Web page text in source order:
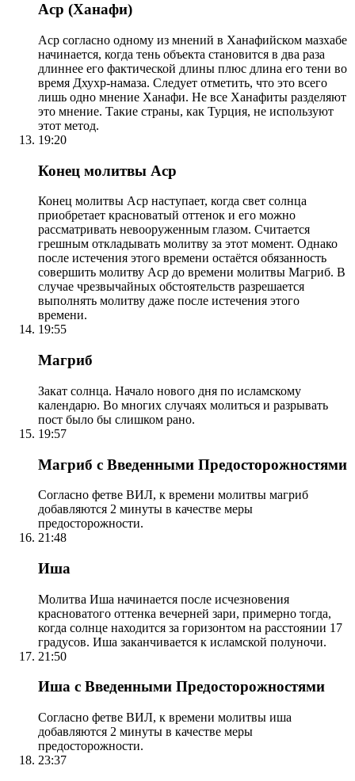
Аср (Ханафи)
Аср согласно одному из мнений в Ханафийском мазхабе
начинается, когда тень объекта становится в два раза
длиннее его фактической длины плюс длина его тени во
время Дхухр-намаза. Следует отметить, что это всего
лишь одно мнение Ханафи. Не все Ханафиты разделяют
это мнение. Такие страны, как Турция, не используют
этот метод.
19:20
Конец молитвы Аср
Конец молитвы Аср наступает, когда свет солнца
приобретает красноватый оттенок и его можно
рассматривать невооруженным глазом. Считается
грешным откладывать молитву за этот момент. Однако
после истечения этого времени остаётся обязанность
совершить молитву Аср до времени молитвы Магриб. В
случае чрезвычайных обстоятельств разрешается
выполнять молитву даже после истечения этого
времени.
19:55
Магриб
Закат солнца. Начало нового дня по исламскому
календарю. Во многих случаях молиться и разрывать
пост было бы слишком рано.
19:57
Магриб с Введенными Предосторожностями
Согласно фетве ВИЛ, к времени молитвы магриб
добавляются 2 минуты в качестве меры
предосторожности.
21:48
Иша
Молитва Иша начинается после исчезновения
красноватого оттенка вечерней зари, примерно тогда,
когда солнце находится за горизонтом на расстоянии 17
градусов. Иша заканчивается к исламской полуночи.
21:50
Иша с Введенными Предосторожностями
Согласно фетве ВИЛ, к времени молитвы иша
добавляются 2 минуты в качестве меры
предосторожности.
23:37